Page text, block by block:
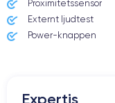
OLED 5.8 pouces
Proximitetssensor
Externt ljudtest
Power-knappen
Högtalare